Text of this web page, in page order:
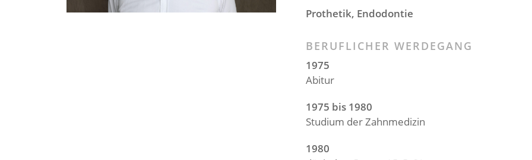
Prothetik, Endodontie
BERUFLICHER WERDEGANG
1975
Abitur
1975 bis 1980
Studium der Zahnmedizin
1980